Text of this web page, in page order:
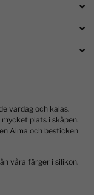
vardag och kalas.
plats i skåpen.
Alma och besticken
våra färger i silikon.